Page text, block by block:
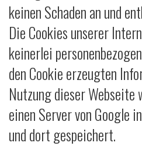
keinen Schaden an und
Die Cookies unserer
keinerlei
den Cookie erzeugten
Nutzung dieser Webseite
einen Server von Google
und dort gespeichert.